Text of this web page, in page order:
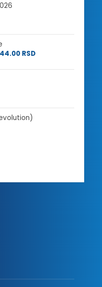
RSD